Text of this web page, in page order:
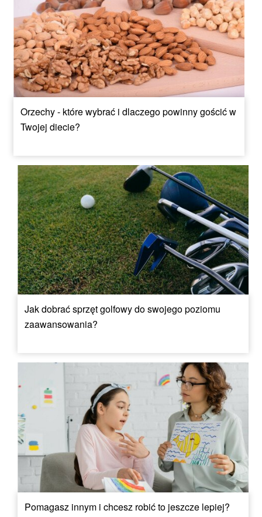
Orzechy - które wybrać i dlaczego powinny gościć w
Twojej diecie?
Jak dobrać sprzęt golfowy do swojego poziomu
zaawansowania?
Pomagasz innym i chcesz robić to jeszcze lepiej?